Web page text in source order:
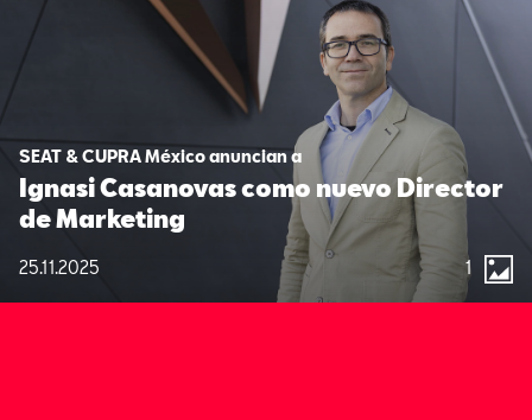
SEAT & CUPRA México anuncian a
Ignasi Casanovas como nuevo Director
de Marketing
25.11.2025 1